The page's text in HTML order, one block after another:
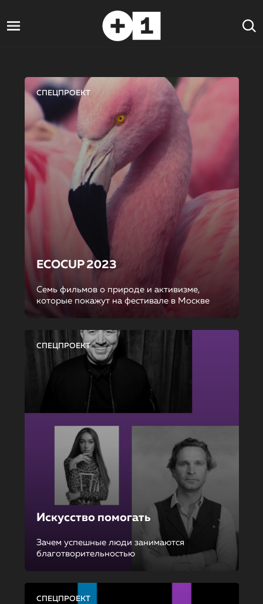
СПЕЦПРОЕКТ
ECOCUP 2023
Семь фильмов о природе и активизме,
которые покажут на фестивале в Москве
СПЕЦПРОЕКТ
Искусство помогать
Зачем успешные люди занимаются
благотворительностью
СПЕЦПРОЕКТ